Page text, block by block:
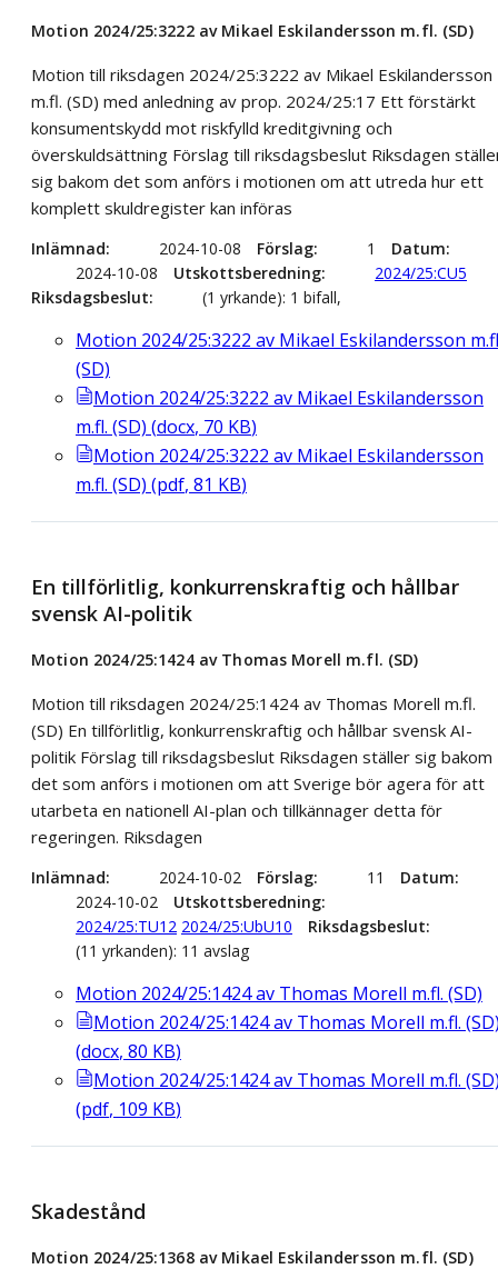
Motion 2024/25:3222 av Mikael Eskilandersson m.fl. (SD)
Motion till riksdagen 2024/25:3222 av Mikael Eskilandersson
m.fl. (SD) med anledning av prop. 2024/25:17 Ett förstärkt
konsumentskydd mot riskfylld kreditgivning och
överskuldsättning Förslag till riksdagsbeslut Riksdagen
sig bakom det som anförs i motionen om att utreda hur ett
komplett skuldregister kan införas
Inlämnad 2024-10-08 Förslag 1
Datum
2024-10-08
Utskottsberedning
2024/25:CU5
Riksdagsbeslut
(1 yrkande): 1 bifall,
Motion 2024/25:3222 av Mikael Eskilandersson
(SD)
Motion 2024/25:3222 av Mikael Eskilandersson
m.fl. (SD) (docx, 70 KB)
Motion 2024/25:3222 av Mikael Eskilandersson
m.fl. (SD) (pdf, 81 KB)
En tillförlitlig, konkurrenskraftig och hållbar
svensk AI-politik
Motion 2024/25:1424 av Thomas Morell m.fl. (SD)
Motion till riksdagen 2024/25:1424 av Thomas Morell m.fl.
(SD) En tillförlitlig, konkurrenskraftig och hållbar svensk AI-
politik Förslag till riksdagsbeslut Riksdagen ställer sig bakom
det som anförs i motionen om att Sverige bör agera för att
utarbeta en nationell AI-plan och tillkännager detta för
regeringen. Riksdagen
Inlämnad 2024-10-02 Förslag 11
Datum
2024-10-02
Utskottsberedning
2024/25:TU12 2024/25:UbU10
Riksdagsbeslut
(11 yrkanden): 11 avslag
Motion 2024/25:1424 av Thomas Morell m.fl. (SD)
Motion 2024/25:1424 av Thomas Morell m.fl.
(docx, 80 KB)
Motion 2024/25:1424 av Thomas Morell m.fl.
(pdf, 109 KB)
Skadestånd
Motion 2024/25:1368 av Mikael Eskilandersson m.fl. (SD)